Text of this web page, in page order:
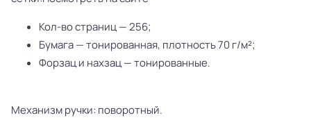
Кол-во страниц — 256;
Бумага — тонированная, плотность 70 г/м²;
Форзац и нахзац — тонированные.
Механизм ручки: поворотный.